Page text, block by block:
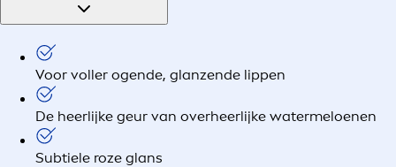
Voor voller ogende, glanzende lippen
De heerlijke geur van overheerlijke watermeloenen
Subtiele roze glans